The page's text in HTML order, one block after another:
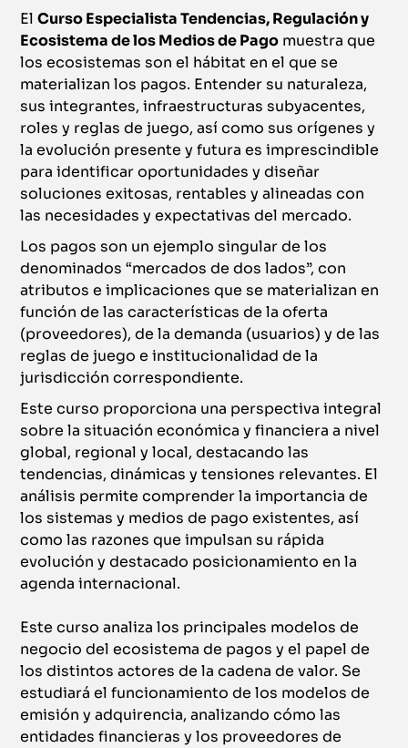
ElCurso Especialista Tendencias, Regulación y
Ecosistema de los Medios de Pago muestra que
los ecosistemas son el hábitat en el que se
materializan los pagos. Entender su naturaleza,
sus integrantes, infraestructuras subyacentes,
roles y reglas de juego, así como sus orígenes y
la evolución presente y futura es imprescindible
para identificar oportunidades y diseñar
soluciones exitosas, rentables y alineadas con
las necesidades y expectativas del mercado.
Los pagos son un ejemplo singular de los
denominados “mercados de dos lados”, con
atributos e implicaciones que se materializan en
función de las características de la oferta
(proveedores), de la demanda (usuarios) y de las
reglas de juego e institucionalidad de la
jurisdicción correspondiente.
Este curso proporciona una perspectiva integral
sobre la situación económica y financiera a nivel
global, regional y local, destacando las
tendencias, dinámicas y tensiones relevantes. El
análisis permite comprender la importancia de
los sistemas y medios de pago existentes, así
como las razones que impulsan su rápida
evolución y destacado posicionamiento en la
agenda internacional.
Este curso analiza los principales modelos de
negocio del ecosistema de pagos y el papel de
los distintos actores de la cadena de valor. Se
estudiará el funcionamiento de los modelos de
emisión y adquirencia, analizando cómo las
entidades financieras y los proveedores de